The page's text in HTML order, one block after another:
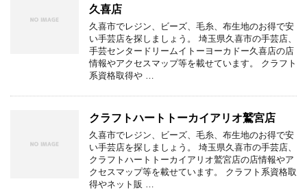
久喜店
久喜市でレジン、ビーズ、毛糸、布生地のお得で安
い手芸店を探しましょう。 埼玉県久喜市の手芸店、
手芸センタードリームイトーヨーカドー久喜店の店
情報やアクセスマップ等を載せています。 クラフト
系資格取得や …
クラフトハートトーカイアリオ鷲宮店
久喜市でレジン、ビーズ、毛糸、布生地のお得で安
い手芸店を探しましょう。 埼玉県久喜市の手芸店、
クラフトハートトーカイアリオ鷲宮店の店情報やア
クセスマップ等を載せています。 クラフト系資格取
得やネット販 …